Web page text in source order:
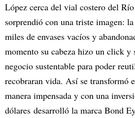
López cerca del vial costero del
sorprendió con una triste imagen:
miles de envases vacíos y
momento su cabeza hizo un click y
negocio sustentable para poder
recobraran vida. Así se transformó
manera impensada y con una
dólares desarrolló la marca Bond